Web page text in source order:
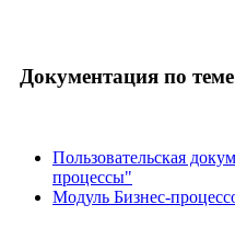
Документация по теме
Пользовательская
процессы"
Модуль Бизнес-